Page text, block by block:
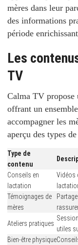
mères dans leur
des informations
période
Les
TV
Calma TV propose
offrant un
accompagner les
aperçu des types
Type de
contenu
Conseils en
lactation
Vidéos
Témoignages de
mères
Ateliers pratiques
utiles
Bien-être physique